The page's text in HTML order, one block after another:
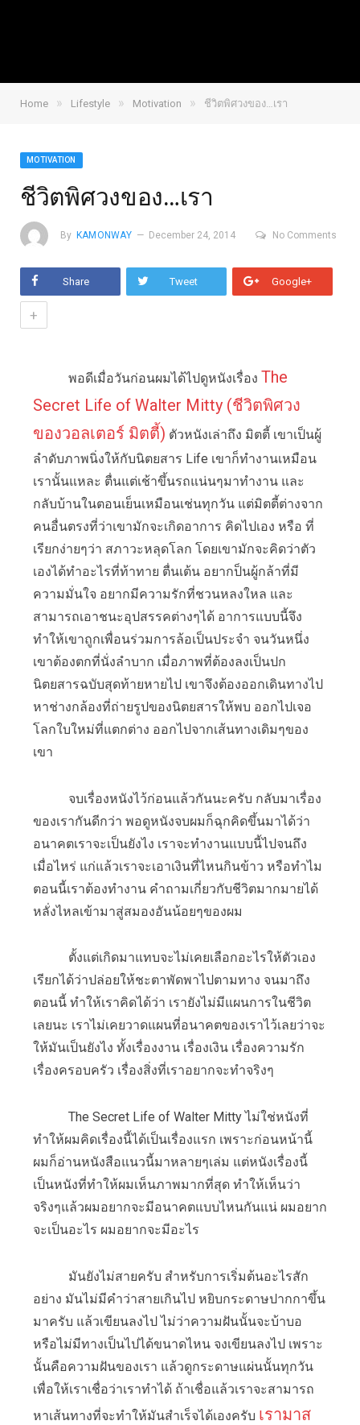
Home » Lifestyle » Motivation » ชีวิตพิศวงของ…เรา
MOTIVATION
ชีวิตพิศวงของ…เรา
By KAMONWAY December 24, 2014 No Comments
Share Tweet Google+
+
พอดีเมื่อวันก่อนผมได้ไปดูหนังเรื่อง The
Secret Life of Walter Mitty (ชีวิตพิศวง
ของวอลเตอร์ มิตตี้) ตัวหนังเล่าถึง มิตตี้ เขาเป็นผู้
ลำดับภาพนิ่งให้กับนิตยสาร Life เขาก็ทำงานเหมือน
เรานั้นแหละ ตื่นแต่เช้าขึ้นรถแน่นๆมาทำงาน และ
กลับบ้านในตอนเย็นเหมือนเช่นทุกวัน แต่มิตตี้ต่างจาก
คนอื่นตรงที่ว่าเขามักจะเกิดอาการ คิดไปเอง หรือ ที่
เรียกง่ายๆว่า สภาวะหลุดโลก โดยเขามักจะคิดว่าตัว
เองได้ทำอะไรที่ท้าทาย ตื่นเต้น อยากป็นผู้กล้าที่มี
ความมั่นใจ อยากมีความรักที่ชวนหลงใหล และ
สามารถเอาชนะอุปสรรคต่างๆได้ อาการแบบนี้จึง
ทำให้เขาถูกเพื่อนร่วมการล้อเป็นประจำ จนวันหนึ่ง
เขาต้องตกที่นั่งลำบาก เมื่อภาพที่ต้องลงเป็นปก
นิตยสารฉบับสุดท้ายหายไป เขาจึงต้องออกเดินทางไป
หาช่างกล้องที่ถ่ายรูปของนิตยสารให้พบ ออกไปเจอ
โลกใบใหม่ที่แตกต่าง ออกไปจากเส้นทางเดิมๆของ
เขา
จบเรื่องหนังไว้ก่อนแล้วกันนะครับ กลับมาเรื่อง
ของเรากันดีกว่า พอดูหนังจบผมก็ฉุกคิดขึ้นมาได้ว่า
อนาคตเราจะเป็นยังไง เราจะทำงานแบบนี้ไปจนถึง
เมื่อไหร่ แก่แล้วเราจะเอาเงินที่ไหนกินข้าว หรือทำไม
ตอนนี้เราต้องทำงาน คำถามเกี่ยวกับชีวิตมากมายได้
หลั่งไหลเข้ามาสู่สมองอันน้อยๆของผม
ตั้งแต่เกิดมาแทบจะไม่เคยเลือกอะไรให้ตัวเอง
เรียกได้ว่าปล่อยให้ชะตาพัดพาไปตามทาง จนมาถึง
ตอนนี้ ทำให้เราคิดได้ว่า เรายังไม่มีแผนการในชีวิต
เลยนะ เราไม่เคยวาดแผนที่อนาคตของเราไว้เลยว่าจะ
ให้มันเป็นยังไง ทั้งเรื่องงาน เรื่องเงิน เรื่องความรัก
เรื่องครอบครัว เรื่องสิ่งที่เราอยากจะทำจริงๆ
The Secret Life of Walter Mitty ไม่ใช่หนังที่
ทำให้ผมคิดเรื่องนี้ได้เป็นเรื่องแรก เพราะก่อนหน้านี้
ผมก็อ่านหนังสือแนวนี้มาหลายๆเล่ม แต่หนังเรื่องนี้
เป็นหนังที่ทำให้ผมเห็นภาพมากที่สุด ทำให้เห็นว่า
จริงๆแล้วผมอยากจะมีอนาคตแบบไหนกันแน่ ผมอยาก
จะเป็นอะไร ผมอยากจะมีอะไร
มันยังไม่สายครับ สำหรับการเริ่มต้นอะไรสัก
อย่าง มันไม่มีคำว่าสายเกินไป หยิบกระดาษปากกาขึ้น
มาครับ แล้วเขียนลงไป ไม่ว่าความฝันนั้นจะบ้าบอ
หรือไม่มีทางเป็นไปได้ขนาดไหน จงเขียนลงไป เพราะ
นั้นคือความฝันของเรา แล้วดูกระดาษแผ่นนั้นทุกวัน
เพื่อให้เราเชื่อว่าเราทำได้ ถ้าเชื่อแล้วเราจะสามารถ
หาเส้นทางที่จะทำให้มันสำเร็จได้เองครับ เรามาส